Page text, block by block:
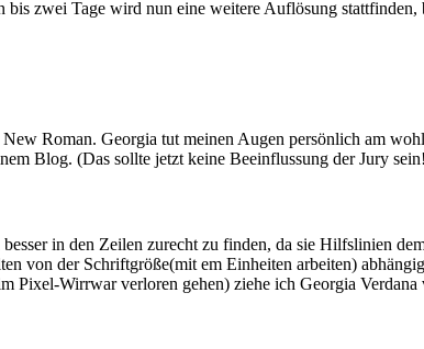
bis zwei Tage wird nun eine weitere Auflösung
Roman. Georgia tut meinen Augen persönlich am
Blog. (Das sollte jetzt keine Beeinflussung der Jury
besser in den Zeilen zurecht zu finden, da sie Hilfslinien
von der Schriftgröße(mit em Einheiten arbeiten)
Pixel-Wirrwar verloren gehen) ziehe ich Georgia Verdana